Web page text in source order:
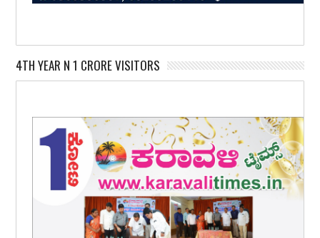
4TH YEAR N 1 CRORE VISITORS